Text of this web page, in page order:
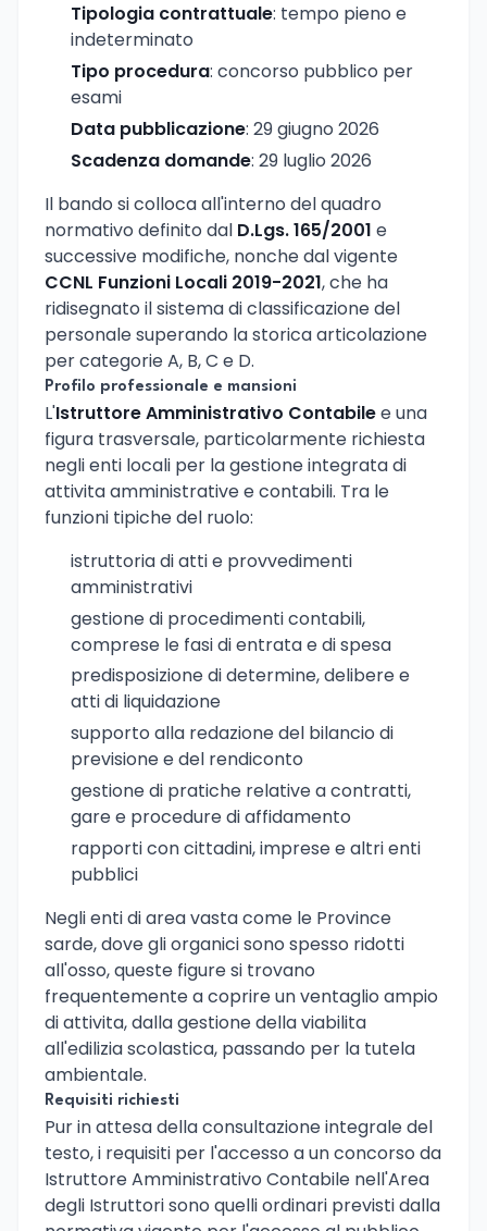
Tipologia contrattuale: tempo pieno e
indeterminato
Tipo procedura: concorso pubblico per
esami
Data pubblicazione: 29 giugno 2026
Scadenza domande: 29 luglio 2026
Il bando si colloca all'interno del quadro
normativo definito dal D.Lgs. 165/2001 e
successive modifiche, nonche dal vigente
CCNL Funzioni Locali 2019-2021, che ha
ridisegnato il sistema di classificazione del
personale superando la storica articolazione
per categorie A, B, C e D.
Profilo professionale e mansioni
L'Istruttore Amministrativo Contabilee una
figura trasversale, particolarmente richiesta
negli enti locali per la gestione integrata di
attivita amministrative e contabili. Tra le
funzioni tipiche del ruolo:
istruttoria di atti e provvedimenti
amministrativi
gestione di procedimenti contabili,
comprese le fasi di entrata e di spesa
predisposizione di determine, delibere e
atti di liquidazione
supporto alla redazione del bilancio di
previsione e del rendiconto
gestione di pratiche relative a contratti,
gare e procedure di affidamento
rapporti con cittadini, imprese e altri enti
pubblici
Negli enti di area vasta come le Province
sarde, dove gli organici sono spesso ridotti
all'osso, queste figure si trovano
frequentemente a coprire un ventaglio ampio
di attivita, dalla gestione della viabilita
all'edilizia scolastica, passando per la tutela
ambientale.
Requisiti richiesti
Pur in attesa della consultazione integrale del
testo, i requisiti per l'accesso a un concorso da
Istruttore Amministrativo Contabile nell'Area
degli Istruttori sono quelli ordinari previsti dalla